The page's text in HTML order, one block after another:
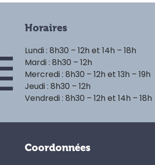
Horaires
Lundi : 8h30 – 12h et 14h – 18h
Mardi : 8h30 – 12h
Mercredi : 8h30 – 12h et 13h – 19h
Jeudi : 8h30 – 12h
Vendredi : 8h30 – 12h et 14h – 18h
Coordonnées